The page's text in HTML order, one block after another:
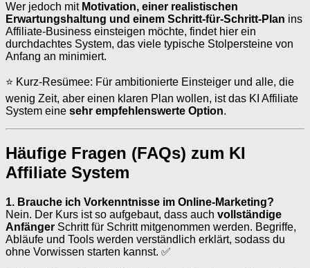
Wer jedoch mit Motivation, einer realistischen
Erwartungshaltung und einem Schritt-für-Schritt-Plan ins
Affiliate-Business einsteigen möchte, findet hier ein
durchdachtes System, das viele typische Stolpersteine von
Anfang an minimiert.
⭐ Kurz-Resümee: Für ambitionierte Einsteiger und alle, die
wenig Zeit, aber einen klaren Plan wollen, ist das KI Affiliate
System eine sehr empfehlenswerte Option.
Häufige Fragen (FAQs) zum KI
Affiliate System
1. Brauche ich Vorkenntnisse im Online-Marketing?
Nein. Der Kurs ist so aufgebaut, dass auch vollständige
Anfänger Schritt für Schritt mitgenommen werden. Begriffe,
Abläufe und Tools werden verständlich erklärt, sodass du
ohne Vorwissen starten kannst. ✅